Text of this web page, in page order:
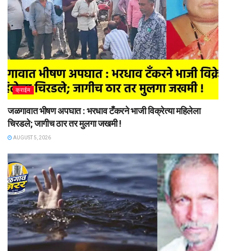
क्राईम
जळगावात भीषण अपघात : भरधाव टँकरने भाजी विक्रेत्या महिलेला
चिरडले; जागीच ठार तर मुलगा जखमी !
AUGUST 5, 2026